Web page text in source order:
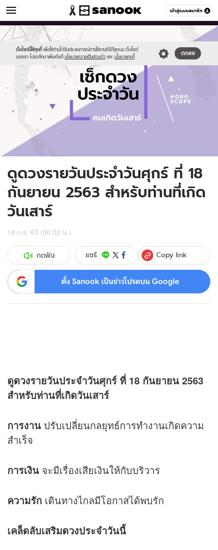
เข้าสู่ระบบสมาชิก
ดูดวง หมวดอื่นๆ
เว็บไซต์นี้ใช้คุกกี้ เพื่อให้ท่านได้รับประสบการณ์การใช้งานที่ดีที่สุดบน เว็บไซต์
ของเรา โปรดศึกษาเพิ่มเติมที่ นโยบายความเป็นส่วนตัว และ นโยบายคุกกี้
ตกลง
Sanook
//s.isanook.com/sr/0/images/logo-
new-
sanook.png
600
60
//s.isanook.com/ho/0/ud/fxd/day/daily-
horoscope-
saturday.jpg
ดูดวงรายวันประจำวันศุกร์ ที่ 18
กันยายน 2563 สำหรับท่านที่เกิด
วันเสาร์
18 ก.ย. 63 (00:02 น.)
กดฟัง แชร์ Copy link
ตั้ง Sanook เป็นข่าวโปรดบน Google
ดูดวงรายวันประจำวันศุกร์ ที่ 18 กันยายน 2563
สำหรับท่านที่เกิดวันเสาร์
การงาน ปรับเปลี่ยนกลยุทธ์การทำงานเกิดความ
สำเร็จ
การเงิน จะมีเรื่องเสียเงินให้กับบริวาร
ความรัก เดินทางไกลมีโอกาสได้พบรัก
เคล็ดลับเสริมดวงประจำวันนี้